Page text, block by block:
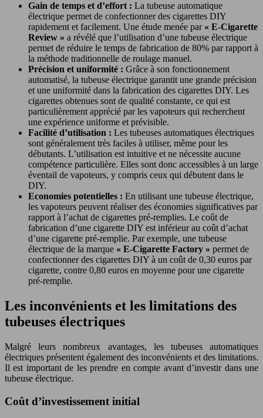
Gain de temps et d’effort : La tubeuse automatique
électrique permet de confectionner des cigarettes DIY
rapidement et facilement. Une étude menée par « E-Cigarette
Review » a révélé que l’utilisation d’une tubeuse électrique
permet de réduire le temps de fabrication de 80% par rapport à
la méthode traditionnelle de roulage manuel.
Précision et uniformité : Grâce à son fonctionnement
automatisé, la tubeuse électrique garantit une grande précision
et une uniformité dans la fabrication des cigarettes DIY. Les
cigarettes obtenues sont de qualité constante, ce qui est
particulièrement apprécié par les vapoteurs qui recherchent
une expérience uniforme et prévisible.
Facilité d’utilisation : Les tubeuses automatiques électriques
sont généralement très faciles à utiliser, même pour les
débutants. L’utilisation est intuitive et ne nécessite aucune
compétence particulière. Elles sont donc accessibles à un large
éventail de vapoteurs, y compris ceux qui débutent dans le
DIY.
Economies potentielles : En utilisant une tubeuse électrique,
les vapoteurs peuvent réaliser des économies significatives par
rapport à l’achat de cigarettes pré-remplies. Le coût de
fabrication d’une cigarette DIY est inférieur au coût d’achat
d’une cigarette pré-remplie. Par exemple, une tubeuse
électrique de la marque « E-Cigarette Factory » permet de
confectionner des cigarettes DIY à un coût de 0,30 euros par
cigarette, contre 0,80 euros en moyenne pour une cigarette
pré-remplie.
Les inconvénients et les limitations des
tubeuses électriques
Malgré leurs nombreux avantages, les tubeuses automatiques
électriques présentent également des inconvénients et des limitations.
Il est important de les prendre en compte avant d’investir dans une
tubeuse électrique.
Coût d’investissement initial